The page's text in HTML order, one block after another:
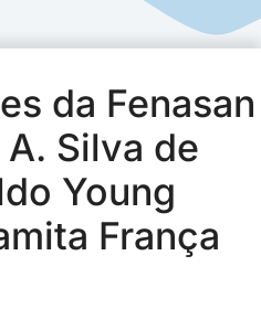
da Fenasan
Silva de
Young
França